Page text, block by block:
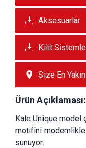
Aksesuarlar
Kilit
Size En
Ürün Açıklaması:
Kale Unique model
motifini modernlikle
sunuyor.